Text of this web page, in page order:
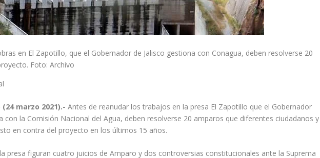
en El Zapotillo, que el Gobernador de Jalisco gestiona con Conagua, deben resolverse 20
Foto: Archivo
(24 marzo 2021).-Antes de reanudar los trabajos en la presa El Zapotillo que el Gobernador
con la Comisión Nacional del Agua, deben resolverse 20 amparos que diferentes ciudadanos y
en contra del proyecto en los últimos 15 años.
presa figuran cuatro juicios de Amparo y dos controversias constitucionales ante la Suprema